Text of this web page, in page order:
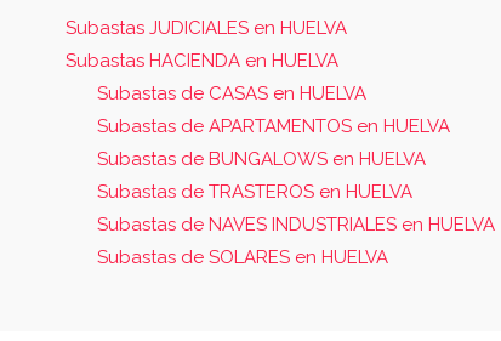
Subastas JUDICIALES en HUELVA
Subastas HACIENDA en HUELVA
Subastas de CASAS en HUELVA
Subastas de APARTAMENTOS en HUELVA
Subastas de BUNGALOWS en HUELVA
Subastas de TRASTEROS en HUELVA
Subastas de NAVES INDUSTRIALES en HUELVA
Subastas de SOLARES en HUELVA